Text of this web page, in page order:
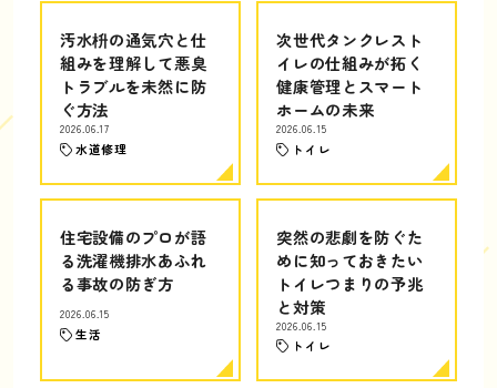
汚水枡の通気穴と仕
組みを理解して悪臭
トラブルを未然に防
ぐ方法
2026.06.17
水道修理
次世代タンクレスト
イレの仕組みが拓く
健康管理とスマート
ホームの未来
2026.06.15
トイレ
住宅設備のプロが語
る洗濯機排水あふれ
る事故の防ぎ方
2026.06.15
生活
突然の悲劇を防ぐた
めに知っておきたい
トイレつまりの予兆
と対策
2026.06.15
トイレ